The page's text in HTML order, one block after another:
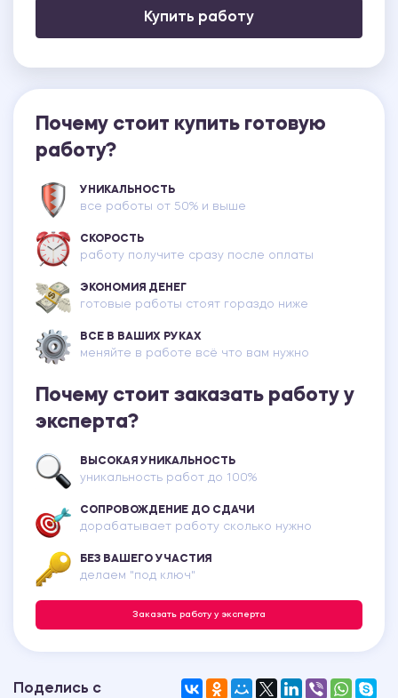
Купить работу
Почему стоит купить готовую
работу?
УНИКАЛЬНОСТЬ
все работы от 50% и выше
СКОРОСТЬ
работу получите сразу после оплаты
ЭКОНОМИЯ ДЕНЕГ
готовые работы стоят гораздо ниже
ВСЕ В ВАШИХ РУКАХ
меняйте в работе всё что вам нужно
Почему стоит заказать работу у
эксперта?
ВЫСОКАЯ УНИКАЛЬНОСТЬ
уникальность работ до 100%
СОПРОВОЖДЕНИЕ ДО СДАЧИ
дорабатывает работу сколько нужно
БЕЗ ВАШЕГО УЧАСТИЯ
делаем "под ключ"
Заказать работу у эксперта
Поделись с